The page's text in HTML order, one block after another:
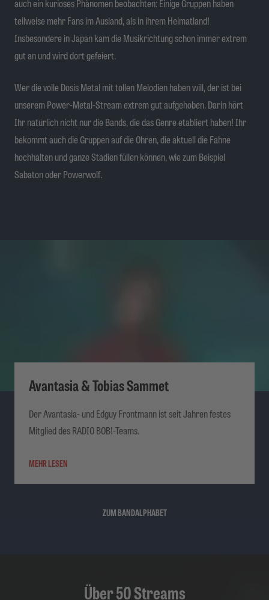
teilweise mehr Fans im Ausland, als in ihrem Heimatland!
Insbesondere in Japan kam die Musikrichtung schon immer extrem
gut an und wird dort gefeiert.
Wer die volle Dosis Metal mit tollen Melodien haben will, der ist bei
unserem Power-Metal-Stream extrem gut aufgehoben. Darin hört
Ihr natürlich nicht nur die Bands, die das Genre etabliert haben! Ihr
bekommt auch die Gruppen auf die Ohren, die aktuell die Fahne
hochhalten und ganze Stadien füllen können, wie zum Beispiel
Sabaton oder Powerwolf.
Avantasia & Tobias Sammet
Der Avantasia- und Edguy Frontmann ist seit Jahren festes
Mitglied des RADIO BOB!-Teams.
MEHR LESEN
ZUM BANDALPHABET
Über 50 Streams